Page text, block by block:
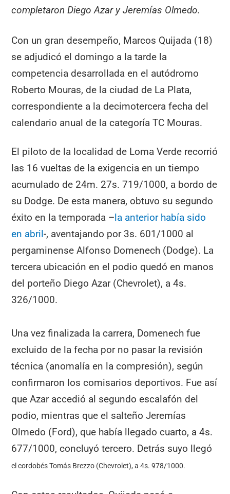
completaron Diego Azar y Jeremías Olmedo.
Con un gran desempeño, Marcos Quijada (18)
se adjudicó el domingo a la tarde la
competencia desarrollada en el autódromo
Roberto Mouras, de la ciudad de La Plata,
correspondiente a la decimotercera fecha del
calendario anual de la categoría TC Mouras.
El piloto de la localidad de Loma Verde recorrió
las 16 vueltas de la exigencia en un tiempo
acumulado de 24m. 27s. 719/1000, a bordo de
su Dodge. De esta manera, obtuvo su segundo
éxito en la temporada –la anterior había sido
en abril-, aventajando por 3s. 601/1000 al
pergaminense Alfonso Domenech (Dodge). La
tercera ubicación en el podio quedó en manos
del porteño Diego Azar (Chevrolet), a 4s.
326/1000.
Una vez finalizada la carrera, Domenech fue
excluido de la fecha por no pasar la revisión
técnica (anomalía en la compresión), según
confirmaron los comisarios deportivos. Fue así
que Azar accedió al segundo escalafón del
podio, mientras que el salteño Jeremías
Olmedo (Ford), que había llegado cuarto, a 4s.
677/1000, concluyó tercero. Detrás suyo llegó
el cordobés Tomás Brezzo (Chevrolet), a 4s. 978/1000.